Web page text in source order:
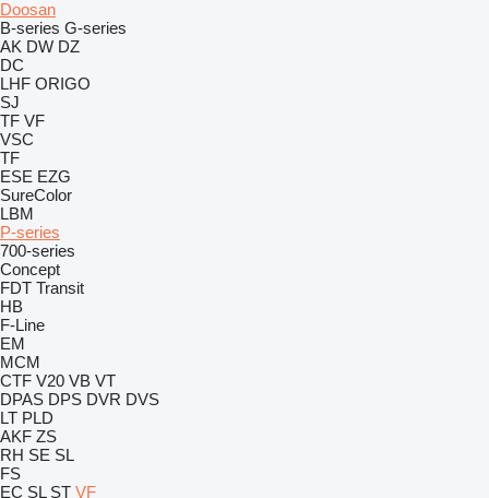
Doosan
B-series G-series
AK DW DZ
DC
LHF ORIGO
SJ
TF VF
VSC
TF
ESE EZG
SureColor
LBM
P-series
700-series
Concept
FDT Transit
HB
F-Line
EM
MCM
CTF V20 VB VT
DPAS DPS DVR DVS
LT PLD
AKF ZS
RH SE SL
FS
EC SL ST VF